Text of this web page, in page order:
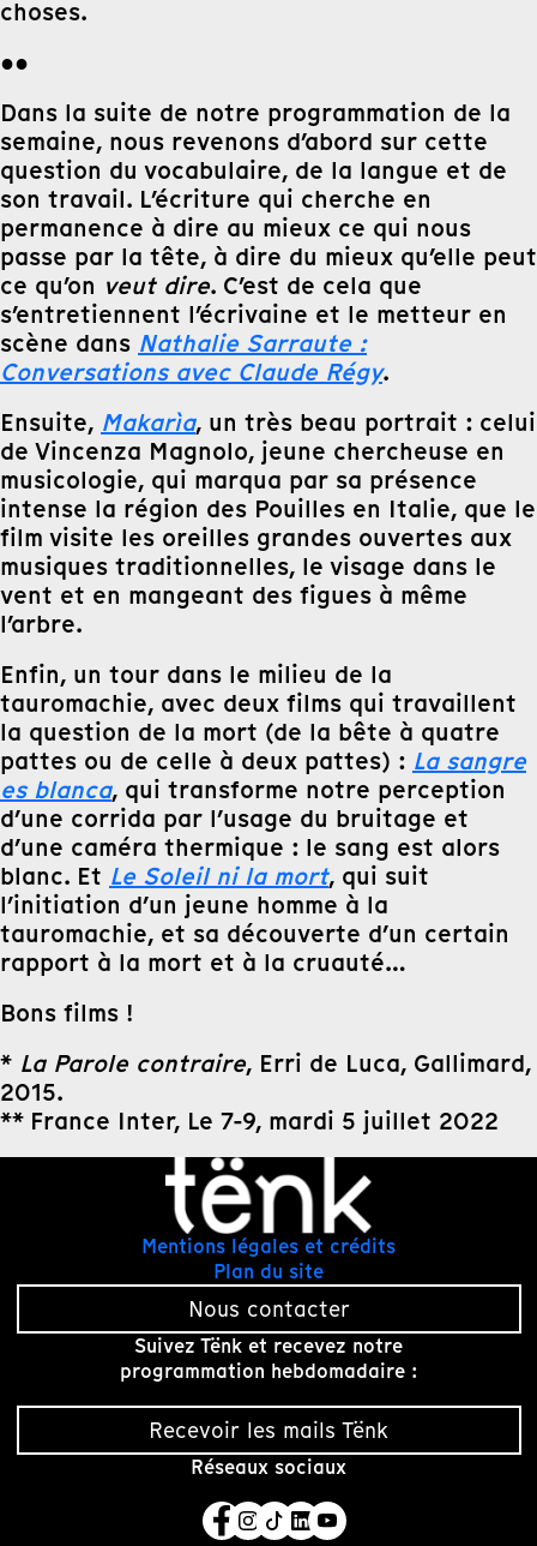
choses.
●●
Dans la suite de notre programmation de la
semaine, nous revenons d’abord sur cette
question du vocabulaire, de la langue et de
son travail. L’écriture qui cherche en
permanence à dire au mieux ce qui nous
passe par la tête, à dire du mieux qu’elle peut
ce qu’on veut dire. C’est de cela que
s’entretiennent l’écrivaine et le metteur en
scène dans Nathalie Sarraute :
Conversations avec Claude Régy.
Ensuite, Makarìa, un très beau portrait : celui
de Vincenza Magnolo, jeune chercheuse en
musicologie, qui marqua par sa présence
intense la région des Pouilles en Italie, que le
film visite les oreilles grandes ouvertes aux
musiques traditionnelles, le visage dans le
vent et en mangeant des figues à même
l’arbre.
Enfin, un tour dans le milieu de la
tauromachie, avec deux films qui travaillent
la question de la mort (de la bête à quatre
pattes ou de celle à deux pattes) : La sangre
es blanca, qui transforme notre perception
d’une corrida par l’usage du bruitage et
d’une caméra thermique : le sang est alors
blanc. Et Le Soleil ni la mort, qui suit
l’initiation d’un jeune homme à la
tauromachie, et sa découverte d’un certain
rapport à la mort et à la cruauté…
Bons films !
* La Parole contraire, Erri de Luca, Gallimard,
2015.
** France Inter, Le 7-9, mardi 5 juillet 2022
Mentions légales et crédits
Plan du site
Nous contacter
Suivez Tënk et recevez notre
programmation hebdomadaire :
Recevoir les mails Tënk
Réseaux sociaux